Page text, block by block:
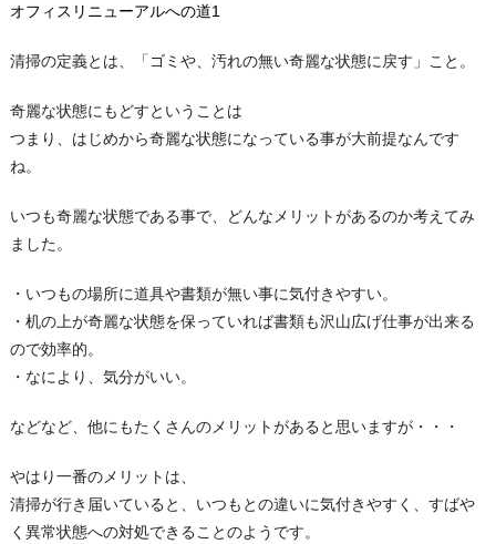
オフィスリニューアルへの道1
清掃の定義とは、「ゴミや、汚れの無い奇麗な状態に戻す」こと。
奇麗な状態にもどすということは
つまり、はじめから奇麗な状態になっている事が大前提なんです
ね。
いつも奇麗な状態である事で、どんなメリットがあるのか考えてみ
ました。
・いつもの場所に道具や書類が無い事に気付きやすい。
・机の上が奇麗な状態を保っていれば書類も沢山広げ仕事が出来る
ので効率的。
・なにより、気分がいい。
などなど、他にもたくさんのメリットがあると思いますが・・・
やはり一番のメリットは、
清掃が行き届いていると、いつもとの違いに気付きやすく、すばや
く異常状態への対処できることのようです。